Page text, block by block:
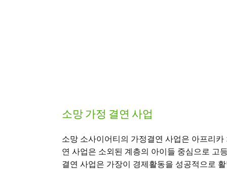
소망 가정 결연 사업
소망 소사이어티의 가정결연 사업은 아프리
연 사업은 소외된 계층의 아이들 중심으로 고
결연 사업은 가장이 경제활동을 성공적으로